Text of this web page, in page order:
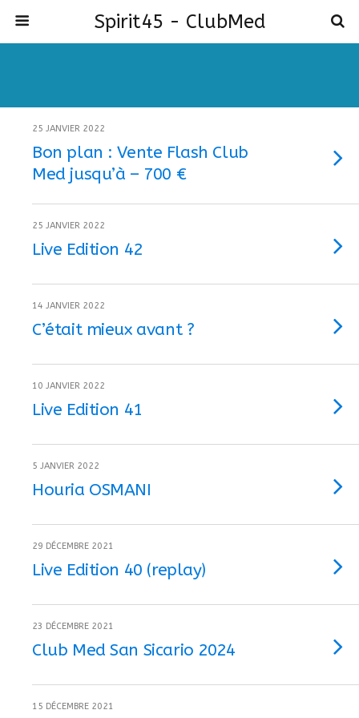
Spirit45 - ClubMed
25 JANVIER 2022
Bon plan : Vente Flash Club
Med jusqu’à – 700 €
25 JANVIER 2022
Live Edition 42
14 JANVIER 2022
C’était mieux avant ?
10 JANVIER 2022
Live Edition 41
5 JANVIER 2022
Houria OSMANI
29 DÉCEMBRE 2021
Live Edition 40 (replay)
23 DÉCEMBRE 2021
Club Med San Sicario 2024
15 DÉCEMBRE 2021